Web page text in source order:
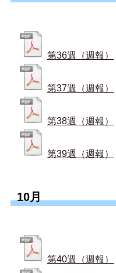
第36週（週報）
第37週（週報）
第38週（週報）
第39週（週報）
10月
第40週（週報）